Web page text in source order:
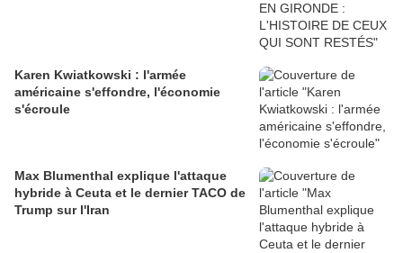
Karen Kwiatkowski : l'armée
américaine s'effondre, l'économie
s'écroule
Max Blumenthal explique l'attaque
hybride à Ceuta et le dernier TACO de
Trump sur l'Iran